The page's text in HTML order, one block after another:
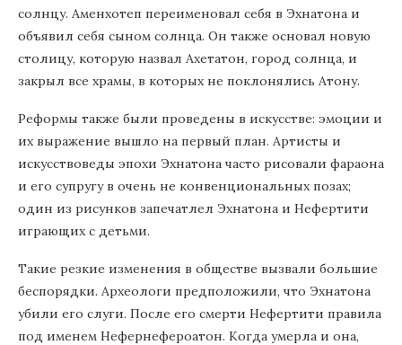
солнцу. Аменхотеп переименовал себя в Эхнатона и
объявил себя сыном солнца. Он также основал новую
столицу, которую назвал Ахетатон, город солнца, и
закрыл все храмы, в которых не поклонялись Атону.
Реформы также были проведены в искусстве: эмоции и
их выражение вышло на первый план. Артисты и
искусствоведы эпохи Эхнатона часто рисовали фараона
и его супругу в очень не конвенциональных позах;
один из рисунков запечатлел Эхнатона и Нефертити
играющих с детьми.
Такие резкие изменения в обществе вызвали большие
беспорядки. Археологи предположили, что Эхнатона
убили его слуги. После его смерти Нефертити правила
под именем Нефернефероатон. Когда умерла и она,